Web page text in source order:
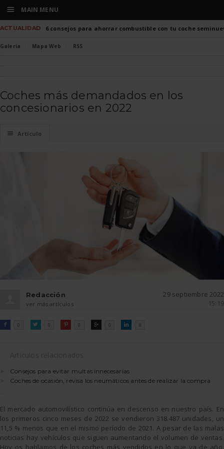
ACTUALIDAD 6 consejos para ahorrar combustible con tu coche
Galería Mapa Web RSS
Coches más demandados en los
concesionarios en 2022
☰ Artículo
Redacción
ver más artículos
29 septiembre 2022
15:19

FACEBOOK
0 
TWITTER0 
PINTEREST
0 
GOOGLE0 
LINKEDIN
0
Consejos para evitar multas innecesarias
Coches de ocasión, revisa los neumáticos antes de realizar la compra
El mercado automovilístico continúa en descenso en nuestro país. En
los primeros cinco meses de 2022 se vendieron 318.487 unidades, un
11,5 % menos que en el mismo período de 2021. A pesar de las malas
noticias hay vehículos que siguen aumentando el volumen de ventas.
Hoy os hablamos de los coches más vendidos en lo que va de año,
☰ MAIN MENU